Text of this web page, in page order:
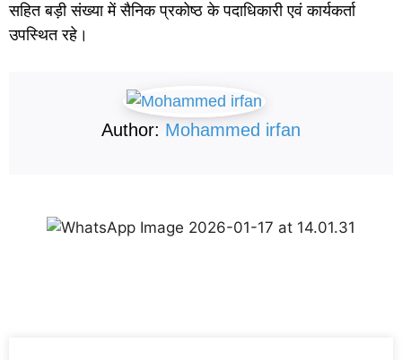
सहित बड़ी संख्या में सैनिक प्रकोष्ठ के पदाधिकारी एवं कार्यकर्ता
उपस्थित रहे।
Author: Mohammed irfan